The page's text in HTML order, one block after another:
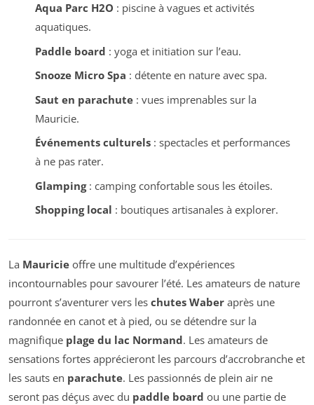
Aqua Parc H2O : piscine à vagues et activités
aquatiques.
Paddle board : yoga et initiation sur l’eau.
Snooze Micro Spa : détente en nature avec spa.
Saut en parachute: vues imprenables sur la
Mauricie.
Événements culturels: spectacles et performances
à ne pas rater.
Glamping: camping confortable sous les étoiles.
Shopping local : boutiques artisanales à explorer.
La Mauricie offre une multitude d’expériences
incontournables pour savourer l’été. Les amateurs de nature
pourront s’aventurer vers les chutes Waber après une
randonnée en canot et à pied, ou se détendre sur la
magnifique plage du lac Normand. Les amateurs de
sensations fortes apprécieront les parcours d’accrobranche et
les sauts en parachute. Les passionnés de plein air ne
seront pas déçus avec du paddle board ou une partie de